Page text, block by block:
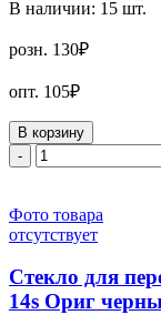
В наличии: 15 шт.
розн. 130₽
опт. 105₽
В корзину
-
Фото товара
отсутствует
Стекло для
14s Ориг